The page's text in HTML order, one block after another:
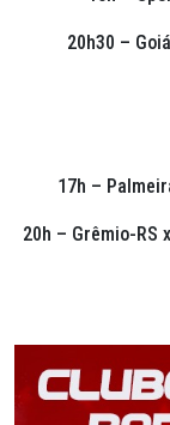
20h30 –
17h –
20h – Grêmio-RS